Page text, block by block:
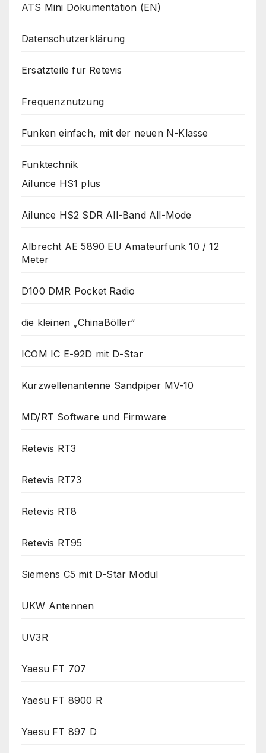
ATS Mini Dokumentation (EN)
Datenschutzerklärung
Ersatzteile für Retevis
Frequenznutzung
Funken einfach, mit der neuen N-Klasse
Funktechnik
Ailunce HS1 plus
Ailunce HS2 SDR All-Band All-Mode
Albrecht AE 5890 EU Amateurfunk 10 / 12
Meter
D100 DMR Pocket Radio
die kleinen „ChinaBöller“
ICOM IC E-92D mit D-Star
Kurzwellenantenne Sandpiper MV-10
MD/RT Software und Firmware
Retevis RT3
Retevis RT73
Retevis RT8
Retevis RT95
Siemens C5 mit D-Star Modul
UKW Antennen
UV3R
Yaesu FT 707
Yaesu FT 8900 R
Yaesu FT 897 D